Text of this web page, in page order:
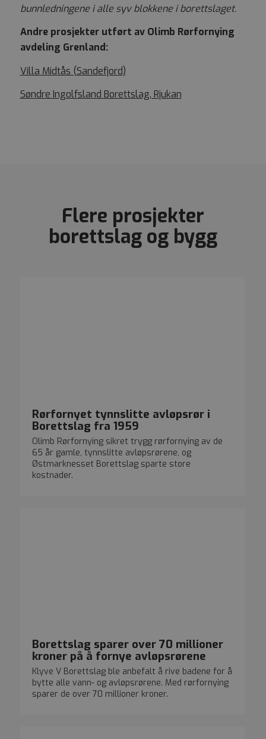
bunnledningene i alle syv blokkene i borettslaget.
Andre prosjekter utført av Olimb Rørfornying
avdeling Grenland:
Villa Midtås (Sandefjord)
Søndre Ingolfsland Borettslag, Rjukan
Flere prosjekter
borettslag og bygg
Rørfornyet tynnslitte avløpsrør i
Borettslag fra 1959
Olimb Rørfornying sikret trygg rørfornying av de
65 år gamle, tynnslitte avløpsrørene, og
Østmarknesset Borettslag sparte store
kostnader.
Borettslag sparer over 70 millioner
kroner på å fornye avløpsrørene
Klyve V Borettslag ble anbefalt å rive badene for å
bytte alle vann- og avløpsrørene. Med rørfornying
sparer de over 70 millioner kroner.